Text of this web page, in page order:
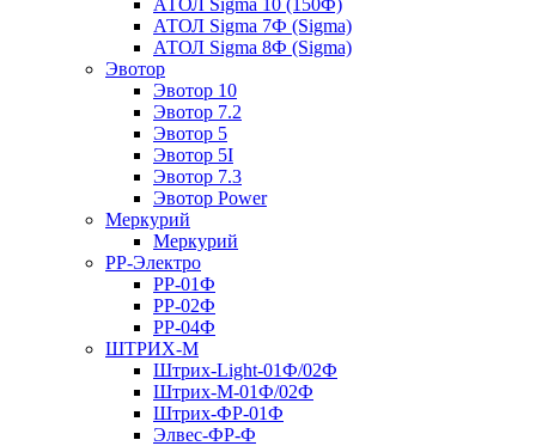
АТОЛ Sigma 7Ф (Sigma)
АТОЛ Sigma 8Ф (Sigma)
Эвотор
Эвотор 10
Эвотор 7.2
Эвотор 5
Эвотор 5I
Эвотор 7.3
Эвотор Power
Меркурий
Меркурий
РР-Электро
РР-01Ф
РР-02Ф
РР-04Ф
ШТРИХ-М
Штрих-Light-01Ф/02Ф
Штрих-М-01Ф/02Ф
Штрих-ФР-01Ф
Элвес-ФР-Ф